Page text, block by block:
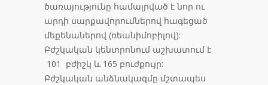
ծառայությունը համալրված է նոր ու
արդի սարքավորումներով հագեցած
մեքենաներով (ռեանիմոբիլով):
Բժշկական կենտրոնում աշխատում է
101 բժիշկ և 165 բուժքույր:
Բժշկական անձնակազմը մշտապես